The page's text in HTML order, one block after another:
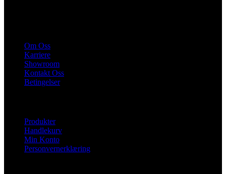
Om Oss
Karriere
Showroom
Kontakt Oss
Betingelser
Produkter
Handlekurv
Min Konto
Personvernerklæring